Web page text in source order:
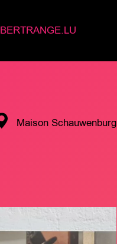
BERTRANGE.LU
Maison Schauwenburg